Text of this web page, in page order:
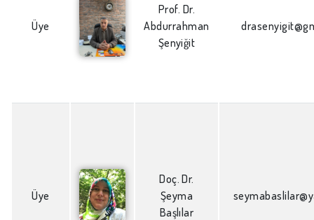
Üye
Prof. Dr.
Abdurrahman
Şenyiğit
Üye
Doç. Dr.
Şeyma
Başlılar